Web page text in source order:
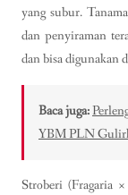
yang subur.
dan penyiraman
dan bisa digunakan
Baca juga:
YBM PLN
Stroberi (Fragaria